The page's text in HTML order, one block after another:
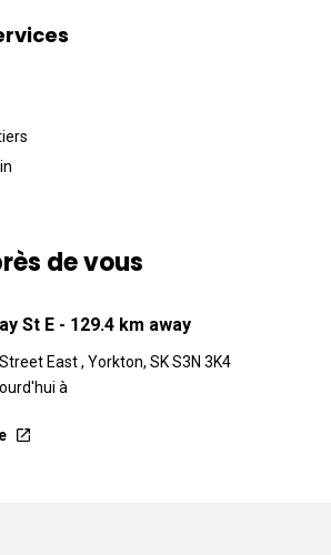
de vous
St E - 129.4 km away
East , Yorkton, SK S3N 3K4
à